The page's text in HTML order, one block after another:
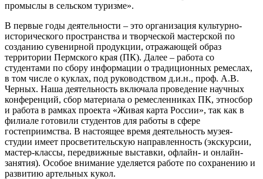
промыслы в сельском туризме».
В первые годы деятельности – это организация культурно-
исторического пространства и творческой мастерской по
созданию сувенирной продукции, отражающей образ
территории Пермского края (ПК). Далее – работа со
студентами по сбору информации о традиционных ремеслах,
в том числе о куклах, под руководством д.и.н., проф. А.В.
Черных. Наша деятельность включала проведение научных
конференций, сбор материала о ремесленниках ПК, этносбор
и работа в рамках проекта «Живая карта России», так как в
филиале готовили студентов для работы в сфере
гостеприимства. В настоящее время деятельность музея-
студии имеет просветительскую направленность (экскурсии,
мастер-классы, передвижные выставки, офлайн- и онлайн-
занятия). Особое внимание уделяется работе по сохранению и
развитию артельных кукол.